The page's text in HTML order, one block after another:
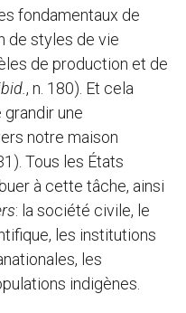
fondamentaux de
de styles de vie
de production et de
, n. 180). Et cela
une
notre maison
Tous les États
à cette tâche, ainsi
: la société civile, le
les institutions
les
indigènes.